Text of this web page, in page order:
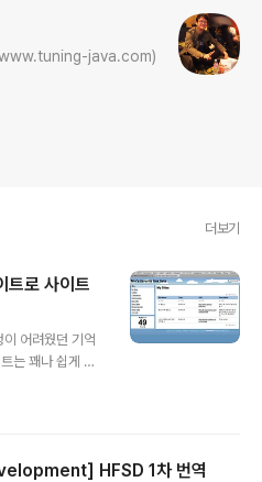
java.com)
더보기
트로 사이트
어려웠던 기억
는 꽤나 쉽게 만
sit
HFSD 1차 번역